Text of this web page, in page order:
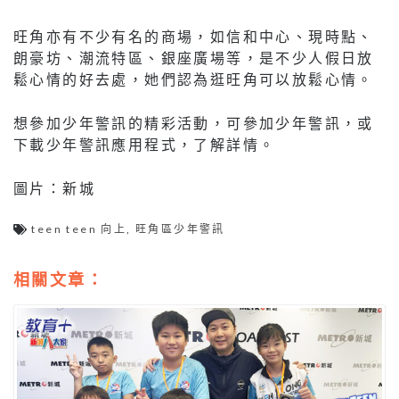
旺角亦有不少有名的商場，如信和中心、現時點、
朗豪坊、潮流特區、銀座廣場等，是不少人假日放
鬆心情的好去處，她們認為逛旺角可以放鬆心情。
想參加少年警訊的精彩活動，可參加少年警訊，或
下載少年警訊應用程式，了解詳情。
圖片：新城
teen teen 向上, 旺角區少年警訊
相關文章：